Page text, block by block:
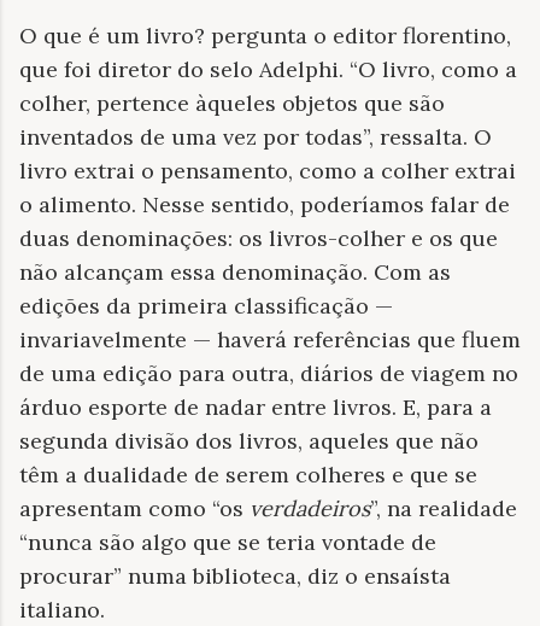
O que é um livro? pergunta o editor florentino,
que foi diretor do selo Adelphi. “O livro, como a
colher, pertence àqueles objetos que são
inventados de uma vez por todas”, ressalta. O
livro extrai o pensamento, como a colher extrai
o alimento. Nesse sentido, poderíamos falar de
duas denominações: os livros-colher e os que
não alcançam essa denominação. Com as
edições da primeira classificação —
invariavelmente — haverá referências que fluem
de uma edição para outra, diários de viagem no
árduo esporte de nadar entre livros. E, para a
segunda divisão dos livros, aqueles que não
têm a dualidade de serem colheres e que se
apresentam como “os verdadeiros”, na realidade
“nunca são algo que se teria vontade de
procurar” numa biblioteca, diz o ensaísta
italiano.